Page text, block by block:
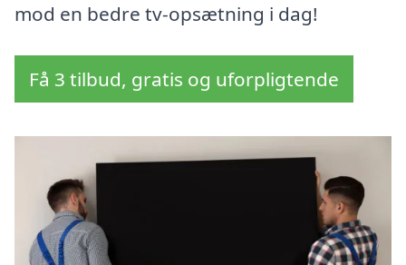
mod en bedre tv-opsætning i dag!
Få 3 tilbud, gratis og uforpligtende